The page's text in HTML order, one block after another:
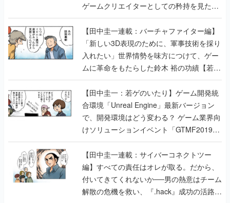
ゲームクリエイターとしての矜持を見た
【若ゲのいたり最終回】
【田中圭一連載：バーチャファイター編】
「新しい3D表現のために、軍事技術を採り
入れたい」世界情勢を味方につけて、ゲー
ムに革命をもたらした鈴木 裕の功績【若ゲ
のいたり】
【田中圭一：若ゲのいたり】ゲーム開発統
合環境「Unreal Engine」最新バージョン
で、開発環境はどう変わる？ ゲーム業界向
けソリューションイベント「GTMF2019」
に行って、より理解を深めよう【PR】
【田中圭一連載：サイバーコネクトツー
編】すべての責任はオレが取る。だから、
付いてきてくれないか──男の熱意はチーム
解散の危機を救い、『.hack』成功の活路を